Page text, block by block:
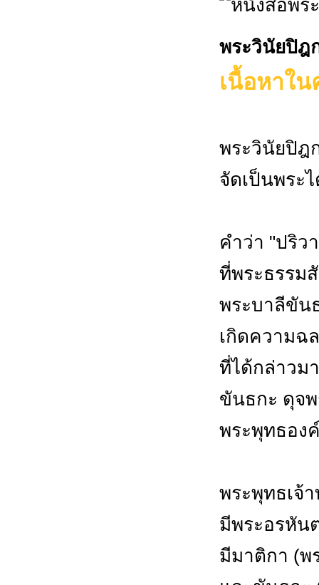
พระวินัยปิฎ
เนื้อหาใ
พระวินัยปิฎ
จัดเป็นพระ
คำว่า "ปริว
ที่พระธรรม
พระบาลีขัน
เกิดความฉ
ที่ได้กล่าวม
ขันธกะ ดุจ
พระพุทธอง
พระพุทธเจ้
มีพระอรหัน
มีมาติกา (พ